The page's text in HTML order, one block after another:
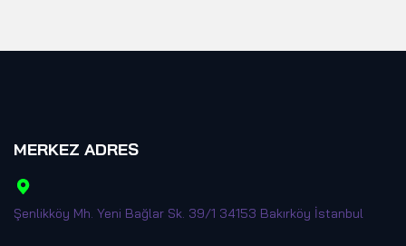
MERKEZ ADRES
Şenlikköy Mh. Yeni Bağlar Sk. 39/1 34153 Bakırköy İstanbul